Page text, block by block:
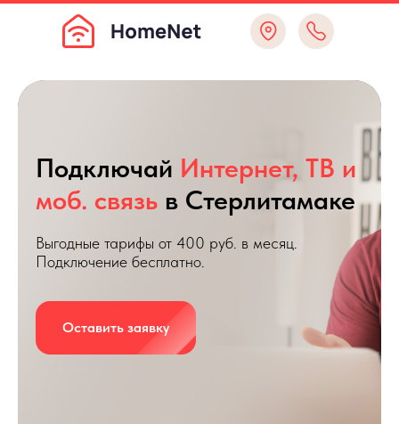
Подключай Интернет, ТВ и
моб. связь в Стерлитамаке
Выгодные тарифы от 400 руб. в месяц.
Подключение бесплатно.
Оставить заявку